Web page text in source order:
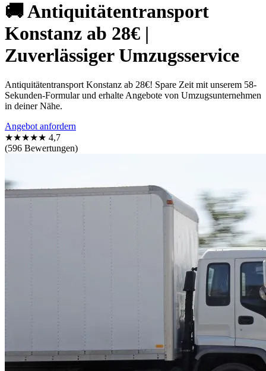
🚚 Antiquitätentransport
Konstanz ab 28€ |
Zuverlässiger Umzugsservice
Antiquitätentransport Konstanz ab 28€! Spare Zeit mit unserem 58-
Sekunden-Formular und erhalte Angebote von Umzugsunternehmen
in deiner Nähe.
Angebot anfordern
★★★★★ 4,7
(596 Bewertungen)